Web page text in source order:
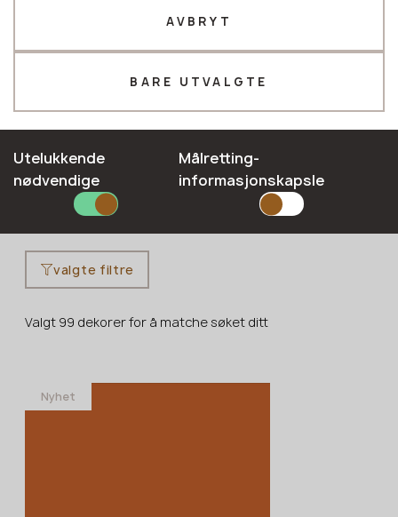
Vårt merkeFargepalett SertifikaterInstruksjoner og
valgte filtre
Valgt 99 dekorer for å matche søket ditt
Nyhet
E-mail*
SEND INN SØKNADEN DIN
BARE UTVALGTE
AVBRYT
Utelukkende
nødvendige
Målretting-
informasjonskapsle